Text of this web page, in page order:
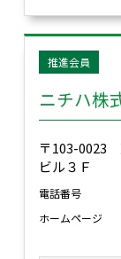
ニチハ株
推進会員
〒103-0023
ビル３Ｆ
電話番号
ホームページ